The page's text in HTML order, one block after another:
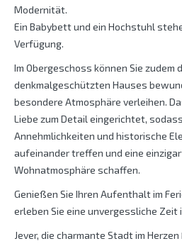
Modernität.
Ein Babybett und ein Hochstuhl
Verfügung.
Im Obergeschoss können Sie zudem
denkmalgeschützten Hauses
besondere Atmosphäre verleihen.
Liebe zum Detail eingerichtet,
Annehmlichkeiten und historische
aufeinander treffen und eine
Wohnatmosphäre schaffen.
Genießen Sie Ihren Aufenthalt im
erleben Sie eine unvergessliche Zeit
Jever, die charmante Stadt im